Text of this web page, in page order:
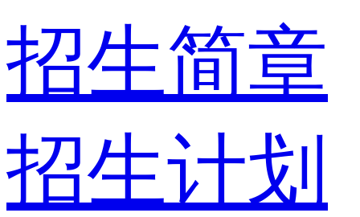
招生简章
招生计划